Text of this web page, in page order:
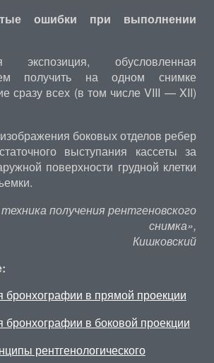
ошибки при выполнении
экспозиция, обусловленная
получить на одном снимке
сразу всех (в том числе VIII — XII)
боковых отделов ребер
выступания кассеты за
поверхности грудной клетки
получения рентгеновского
снимка»,
Кишковский
бронхографии в прямой проекции
бронхографии в боковой проекции
рентгенологического